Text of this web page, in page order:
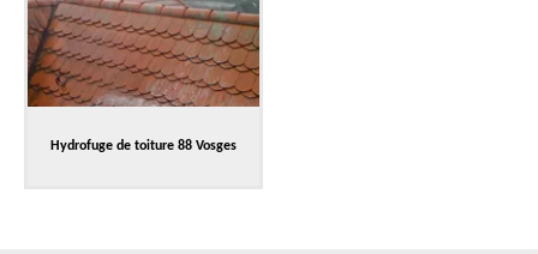
Hydrofuge de toiture 88 Vosges